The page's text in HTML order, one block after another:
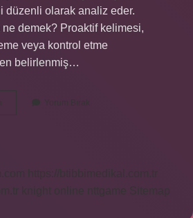
düzenli olarak analiz eder.
ne demek? Proaktif kelimesi,
veya kontrol etme
belirlenmiş…
Hizmet
Yorum Bırak
https://btibbimedikal.com.tr
knight online nttgame Sitemap